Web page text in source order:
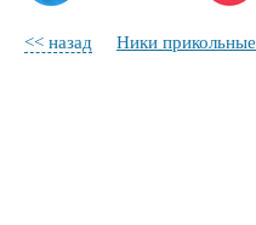
<< назад Ники прикольные